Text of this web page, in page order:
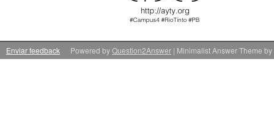
Enviar feedback | Minimalist Answer Theme by
Powered byQuestion2Answer